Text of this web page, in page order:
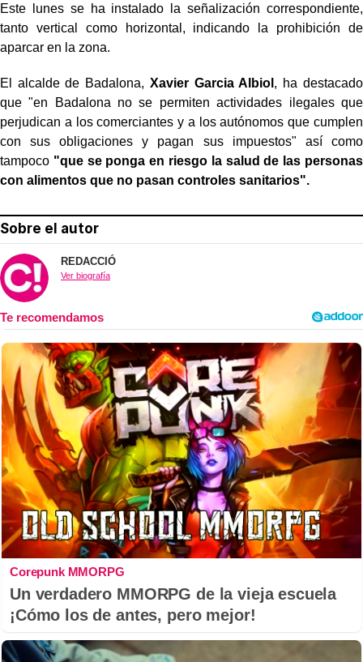
Este lunes se ha instalado la señalización correspondiente,
tanto vertical como horizontal, indicando la prohibición de
aparcar en la zona.
El alcalde de Badalona, Xavier Garcia Albiol , ha destacado
que "en Badalona no se permiten actividades ilegales que
perjudican a los comerciantes y a los autónomos que cumplen
con sus obligaciones y pagan sus impuestos" así como
tampoco "que se ponga en riesgo la salud de las personas
con alimentos que no pasan controles sanitarios".
Sobre el autor
REDACCIÓ
Ver biografía
Corepunk MMORPG
Un verdadero MMORPG de la vieja escuela
¡Cómo los de antes, pero mejor!